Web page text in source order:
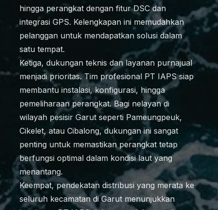
hingga perangkat dengan fitur DSC dan
integrasi GPS. Kelengkapan ini memudahkan
pelanggan untuk mendapatkan solusi dalam
satu tempat.
Ketiga, dukungan teknis dan layanan purnajual
menjadi prioritas. Tim profesional PT IAPS siap
membantu instalasi, konfigurasi, hingga
pemeliharaan perangkat. Bagi nelayan di
wilayah pesisir Garut seperti Pameungpeuk,
Cikelet, atau Cibalong, dukungan ini sangat
penting untuk memastikan perangkat tetap
berfungsi optimal dalam kondisi laut yang
menantang.
Keempat, pendekatan distribusi yang merata ke
seluruh kecamatan di Garut menunjukkan